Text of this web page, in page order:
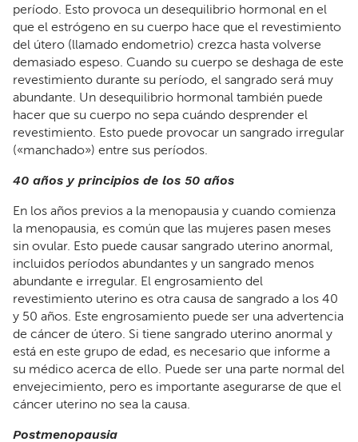
período. Esto provoca un desequilibrio hormonal en el
que el estrógeno en su cuerpo hace que el revestimiento
del útero (llamado endometrio) crezca hasta volverse
demasiado espeso. Cuando su cuerpo se deshaga de este
revestimiento durante su período, el sangrado será muy
abundante. Un desequilibrio hormonal también puede
hacer que su cuerpo no sepa cuándo desprender el
revestimiento. Esto puede provocar un sangrado irregular
(«manchado») entre sus períodos.
40 años y principios de los 50 años
En los años previos a la menopausia y cuando comienza
la menopausia, es común que las mujeres pasen meses
sin ovular. Esto puede causar sangrado uterino anormal,
incluidos períodos abundantes ​​y un sangrado menos
abundante e irregular. El engrosamiento del
revestimiento uterino es otra causa de sangrado a los 40
y 50 años. Este engrosamiento puede ser una advertencia
de cáncer de útero. Si tiene sangrado uterino anormal y
está en este grupo de edad, es necesario que informe a
su médico acerca de ello. Puede ser una parte normal del
envejecimiento, pero es importante asegurarse de que el
cáncer uterino no sea la causa.
Postmenopausia